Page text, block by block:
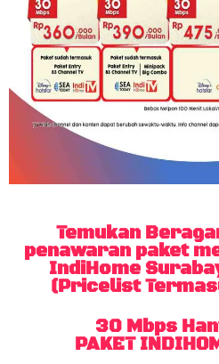
Temukan
penawaran paket
IndiHome
(Pricelist
30 Mbps
PAKET